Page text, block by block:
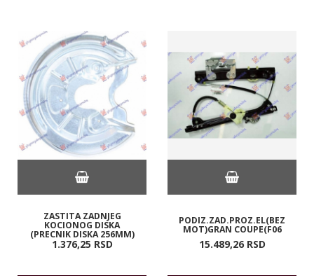
ZASTITA ZADNJEG
KOCIONOG DISKA
(PRECNIK DISKA 256MM)
1.376,25 RSD
PODIZ.ZAD.PROZ.EL(BEZ
MOT)GRAN COUPE(F06
15.489,26 RSD